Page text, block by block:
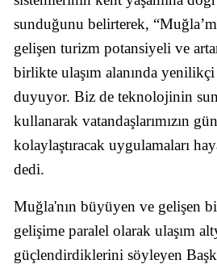
sunduğunu belirterek,
gelişen turizm potansiyeli ve
birlikte ulaşım alanında
duyuyor. Biz de teknolojinin
kullanarak vatandaşlarımızın
kolaylaştıracak uygulamaları
dedi.
Muğla'nın büyüyen ve gelişen
gelişime paralel olarak ulaşım
güçlendirdiklerini söyleyen